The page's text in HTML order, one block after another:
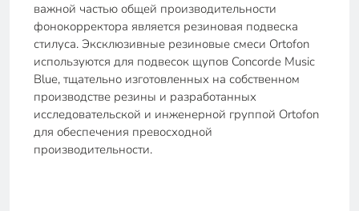
важной частью общей производительности
фонокорректора является резиновая подвеска
стилуса. Эксклюзивные резиновые смеси Ortofon
используются для подвесок щупов Concorde Music
Blue, тщательно изготовленных на собственном
производстве резины и разработанных
исследовательской и инженерной группой Ortofon
для обеспечения превосходной
производительности.